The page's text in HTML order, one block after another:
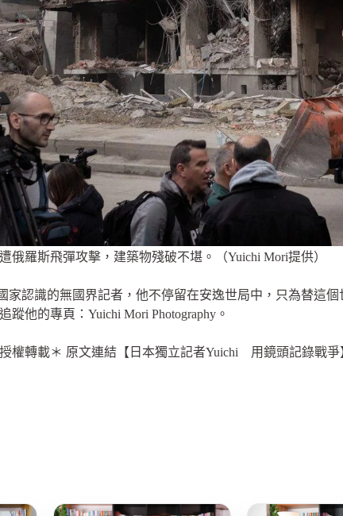
俄羅斯飛彈攻擊，建築物殘破不堪。（Yuichi Mori提供）
家認識的無國界記者，他不停留在安逸世局中，只為替這
蹤他的專頁：Yuichi Mori Photography。
權轉載＊ 原文連結【日本獨立記者Yuichi 用鏡頭記錄戰爭